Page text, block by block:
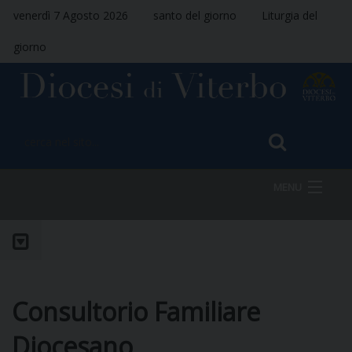
venerdì 7 Agosto 2026 santo del giorno Liturgia del
giorno
VESCOVO
Consultorio Familiare